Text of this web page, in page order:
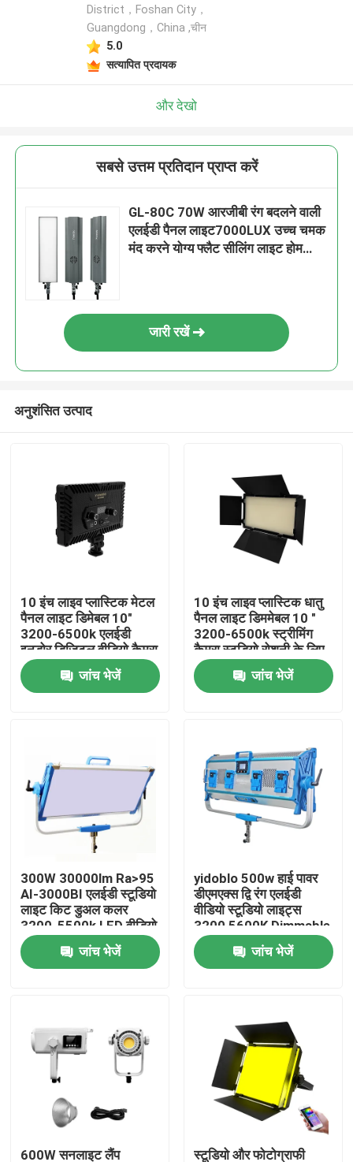
वीडियो
कारखाने का दौरा
गुणवत्ता नियंत्रण
समाचार
मामले
एलईडी वीडियो स्टूडियो लाइट्स
District，Foshan City，
Guangdong，China ,चीन
5.0
सत्यापित प्रदायक
और देखो
सबसे उत्तम प्रतिदान प्राप्त करें
GL-80C 70W आरजीबी रंग बदलने वाली
एलईडी पैनल लाइट7000LUX उच्च चमक
मंद करने योग्य फ्लैट सीलिंग लाइट होम
जारी रखें
अनुशंसित उत्पाद
10 इंच लाइव प्लास्टिक मेटल
पैनल लाइट डिमेबल 10"
3200-6500k एलईडी
इनडोर डिजिटल वीडियो कैमरा
एलईडी लाइट
जांच भेजें
10 इंच लाइव प्लास्टिक धातु
पैनल लाइट डिममेबल 10 "
3200-6500k स्ट्रीमिंग
कैमरा स्टूडियो रोशनी के लिए
एलईडी वीडियो लाइट
वीडियोोग्राफीजांच भेजें
300W 30000lm Ra>95
AI-3000BI एलईडी स्टूडियो
लाइट किट डुअल कलर
3200-5500k LED वीडियो
लाइट 300w S60
जांच भेजें
yidoblo 500w हाई पावर
डीएमएक्स द्वि रंग एलईडी
वीडियो स्टूडियो लाइट्स
3200 5600K Dimmable
सॉफ्ट एलईडी पैनल लाइट
S120
जांच भेजें
600W सनलाइट लैंप स्टूडियो और फोटोग्राफी